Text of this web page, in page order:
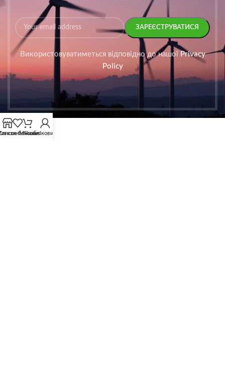
Використовуватиметься відповідно до нашої Privacy
Policy
бажань
Кошик
Мій обліковий запис